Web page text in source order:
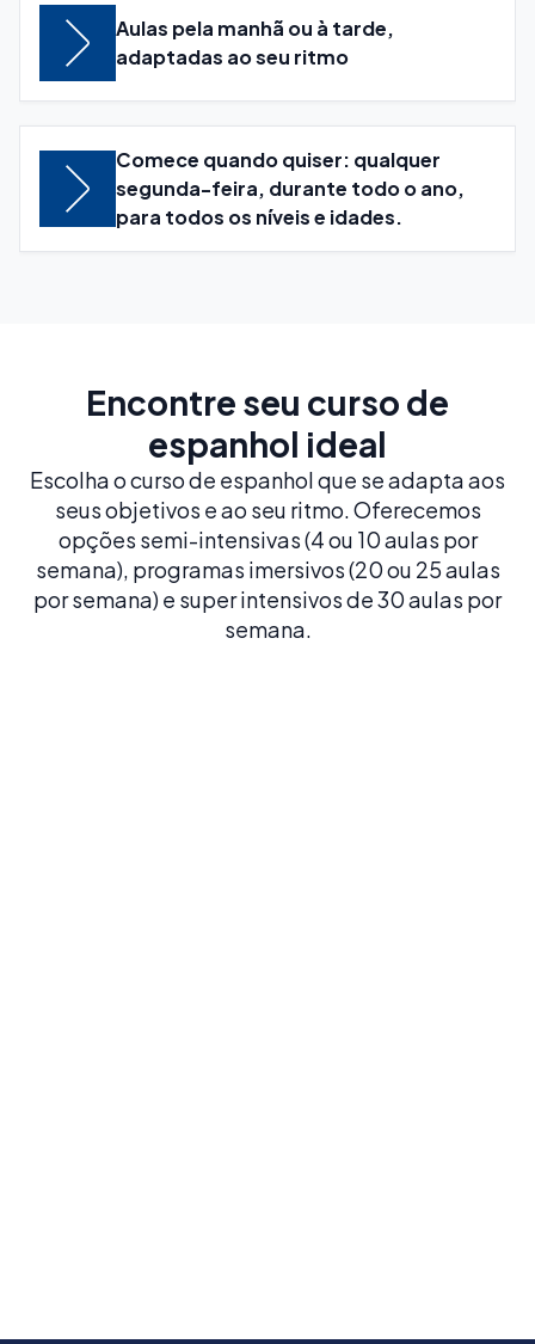
Aulas pela manhã ou à tarde,
adaptadas ao seu ritmo
Comece quando quiser: qualquer
segunda-feira, durante todo o ano,
para todos os níveis e idades.
Encontre seu curso de
espanhol ideal
Escolha o curso de espanhol que se adapta aos
seus objetivos e ao seu ritmo. Oferecemos
opções semi-intensivas (4 ou 10 aulas por
semana), programas imersivos (20 ou 25 aulas
por semana) e super intensivos de 30 aulas por
semana.